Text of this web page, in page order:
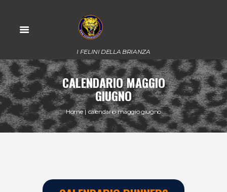
I FELINI DELLA BRIANZA
CALENDARIO MAGGIO
GIUGNO
Home calendario maggio giugno